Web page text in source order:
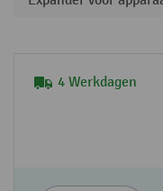
4 Werkdagen